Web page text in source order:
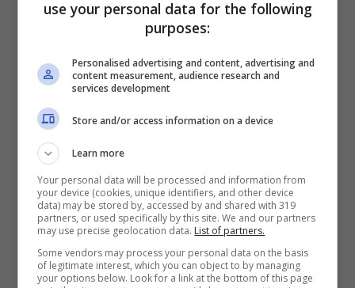
Clizia Incorvaia solonotizie
Clizia Incorvaia: con Paolo
use your personal data for the following
purposes:
Personalised advertising and content, advertising and
content measurement, audience research and
services development
Store and/or access information on a device
Learn more
Your personal data will be processed and information from
your device (cookies, unique identifiers, and other device
data) may be stored by, accessed by and shared with 319
partners, or used specifically by this site. We and our partners
may use precise geolocation data. List of partners.
Some vendors may process your personal data on the basis
of legitimate interest, which you can object to by managing
your options below. Look for a link at the bottom of this page